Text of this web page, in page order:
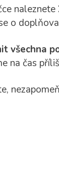
naleznete
o
všechna
na čas